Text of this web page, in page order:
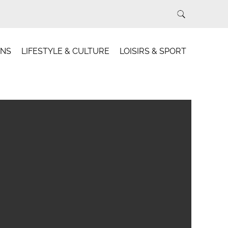
LIFESTYLE & CULTURE LOISIRS & SPORT